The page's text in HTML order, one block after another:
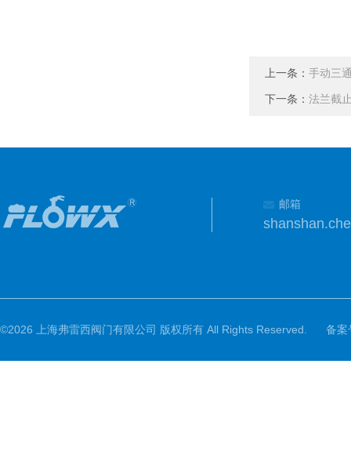
上一条： 手动三
下一条： 法兰截
邮箱
©2026 上海弗雷西阀门有限公司 版权所有 All Rights Reserved. 备案